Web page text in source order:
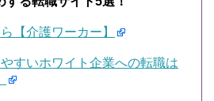
【介護ワーカー】
すいホワイト企業への転職は